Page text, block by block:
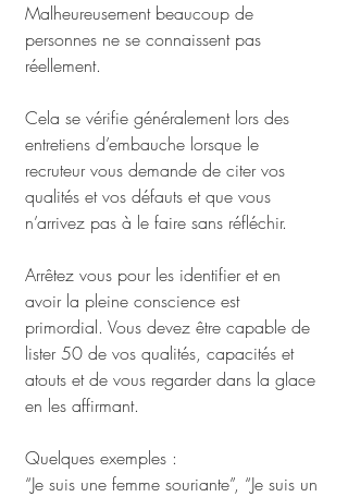
Malheureusement beaucoup de
personnes ne se connaissent pas
réellement.
Cela se vérifie généralement lors des
entretiens d’embauche lorsque le
recruteur vous demande de citer vos
qualités et vos défauts et que vous
n’arrivez pas à le faire sans réfléchir.
Arrêtez vous pour les identifier et en
avoir la pleine conscience est
primordial. Vous devez être capable de
lister 50 de vos qualités, capacités et
atouts et de vous regarder dans la glace
en les affirmant.
Quelques exemples :
“Je suis une femme souriante”, “Je suis un